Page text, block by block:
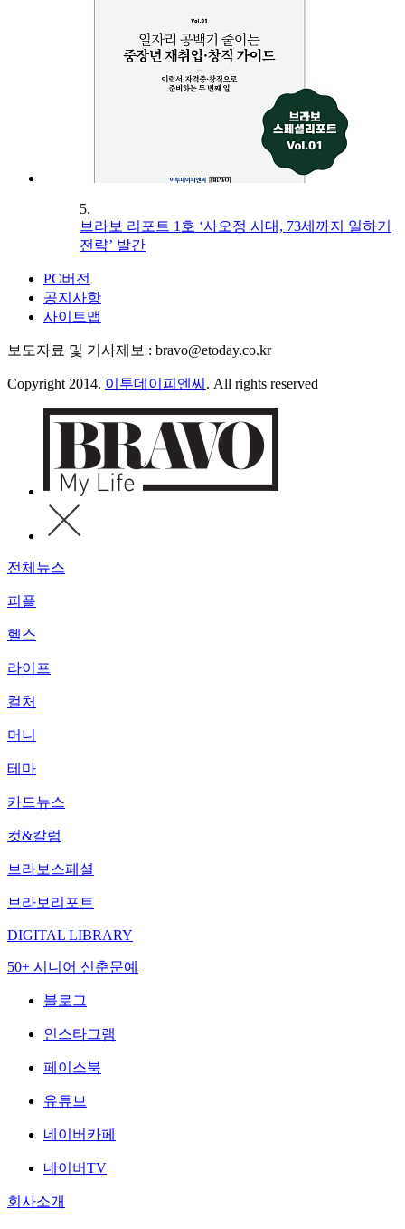
5.
브라보 리포트 1호 ‘사오정 시대, 73세까지 일하기
전략’ 발간
PC버전
공지사항
사이트맵
보도자료 및 기사제보 : bravo@etoday.co.kr
Copyright 2014. 이투데이피엔씨 . All rights reserved
전체뉴스
피플
헬스
라이프
컬처
머니
테마
카드뉴스
컷&칼럼
브라보스페셜
브라보리포트
DIGITAL LIBRARY
50+ 시니어 신춘문예
블로그
인스타그램
페이스북
유튜브
네이버카페
네이버TV
회사소개